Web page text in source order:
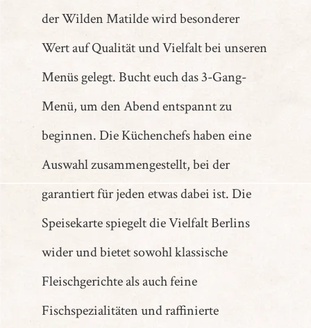
der Wilden Matilde wird besonderer
Wert auf Qualität und Vielfalt bei unseren
Menüs gelegt. Bucht euch das 3-Gang-
Menü, um den Abend entspannt zu
beginnen. Die Küchenchefs haben eine
Auswahl zusammengestellt, bei der
garantiert für jeden etwas dabei ist. Die
Speisekarte spiegelt die Vielfalt Berlins
wider und bietet sowohl klassische
Fleischgerichte als auch feine
Fischspezialitäten und raffinierte